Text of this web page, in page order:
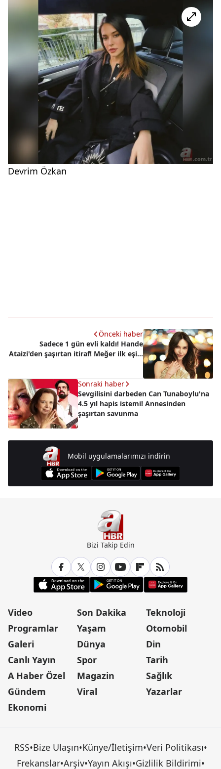
Devrim Özkan
Önceki haber
Sadece 1 gün evli kaldı! Hande
Ataizi'den şaşırtan itiraf! Meğer ilk eşi...
Sonraki haber
Sevgilisini darbeden Can Tunaboylu'na
4.5 yıl hapis istemi! Annesinden
şaşırtan savunma
Mobil uygulamalarımızı indirin
Bizi Takip Edin
Video
Programlar
Galeri
Canlı Yayın
A Haber Özel
Gündem
Ekonomi
Son Dakika
Yaşam
Dünya
Spor
Magazin
Viral
Teknoloji
Otomobil
Din
Tarih
Sağlık
Yazarlar
RSS•Bize Ulaşın•Künye/İletişim•Veri Politikası•
Frekanslar•Arşiv•Yayın Akışı•Gizlilik Bildirimi•